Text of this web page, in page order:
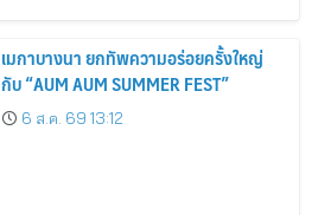
เมกาบางนา ยกทัพความอร่อยครั้งใหญ่
กับ “AUM AUM SUMMER FEST”
6 ส.ค. 69 13:12